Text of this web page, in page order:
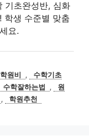
기초완성반, 심화
학생 수준별 맞춤
요.
원비 ,
수학기초
수학잘하는법 ,
원
, 학원추천